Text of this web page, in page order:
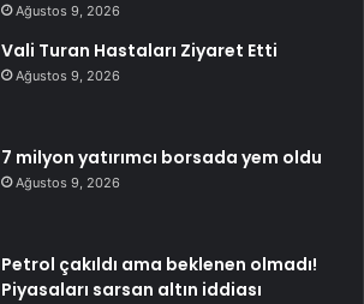
Ağustos 9, 2026
Vali Turan Hastaları Ziyaret Etti
Ağustos 9, 2026
7 milyon yatırımcı borsada yem oldu
Ağustos 9, 2026
Petrol çakıldı ama beklenen olmadı!
Piyasaları sarsan altın iddiası